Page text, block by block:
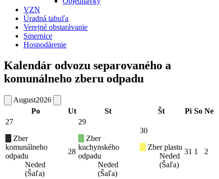
VZN
Úradná tabuľa
Verejné obstarávanie
Smernice
Hospodárenie
Kalendár odvozu separovaného a
komunálneho zberu odpadu
August2026
Po
Ut St Št Pi So Ne
27
Zber
komunálneho
odpadu
Neded
(Šaľa)
28
29
Zber
kuchynského
odpadu
Neded
(Šaľa)
30
Zber plastu
Neded
(Šaľa)
31 1 2